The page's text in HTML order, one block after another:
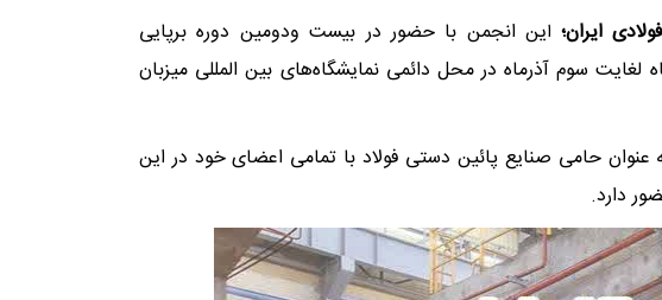
ایران؛ این انجمن با حضور در بیست ودومین دوره برپایی
لغایت سوم آذرماه در محل دائمی نمایشگاه‌های بین المللی میزبان
عنوان حامی صنایع پائین دستی فولاد با تمامی اعضای خود در این